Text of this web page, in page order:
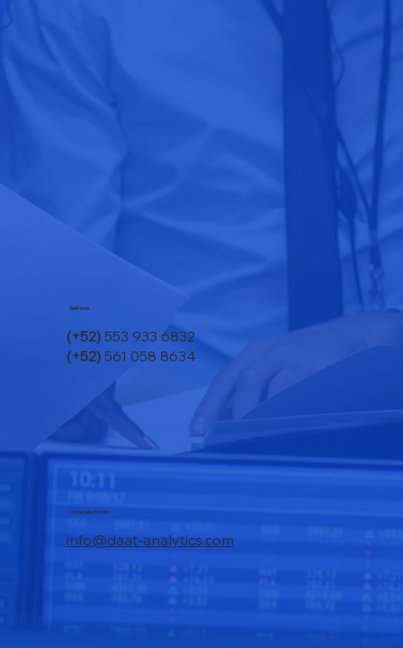
Teléfonos
(+52)553 933 6832
(+52)561 058 8634
Correo electrónico
info@daat-analytics.com